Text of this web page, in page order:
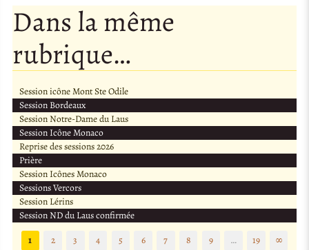
Dans la même
rubrique…
Session icône Mont Ste Odile
Session Bordeaux
Session Notre-Dame du Laus
Session Icône Monaco
Reprise des sessions 2026
Prière
Session Icônes Monaco
Sessions Vercors
Session Lérins
Session ND du Laus confirmée
1
2 3 4 5 6 7 8 9 … 19 ∞